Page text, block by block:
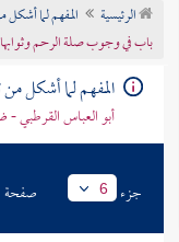
تراجم الأعلام
الرئيسية المفهم لما
باب في وجوب صلة الرحم وثوابها
المفهم لما أشكل
أبو العباس القرطبي -
جزء 6 صفحة